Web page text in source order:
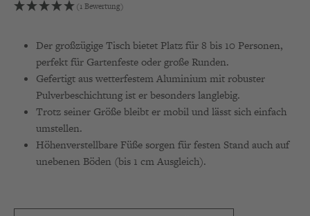
(1 Bewertung)
Der großzügige Tisch bietet Platz für 8 bis 10 Personen,
perfekt für Gartenfeste oder große Runden.
Gefertigt aus wetterfestem Aluminium mit robuster
Pulverbeschichtung ist er besonders langlebig.
Trotz seiner Größe bleibt er mobil und lässt sich einfach
umstellen.
Höhenverstellbare Füße sorgen für festen Stand auch auf
unebenen Böden (bis 1 cm Ausgleich).